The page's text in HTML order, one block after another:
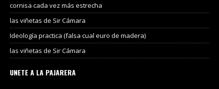
cornisa cada vez más estrecha
las viñetas de Sir Cámara
Ideología practica (falsa cual euro de madera)
las viñetas de Sir Cámara
UNETE A LA PAJARERA